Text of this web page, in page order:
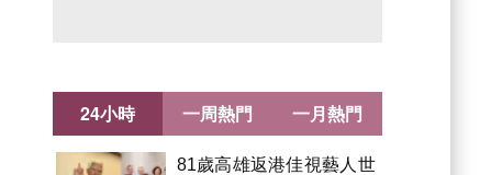
24小時
81歲高雄返港佳視藝人世
一周熱門 一月熱門